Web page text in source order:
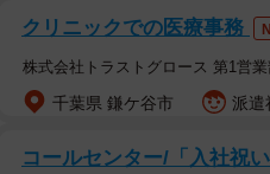
を「万国博第二会場」に見立
で肝になったのが、鳥羽線（
た。
当時、近鉄は宇治山田駅が終
クリニックでの医療事務
株式会社トラストグロース 第1営業
千葉県 鎌ケ谷市 派遣
コールセンター/「入社祝